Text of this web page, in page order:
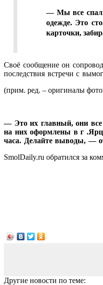
— Мы все
одежде. Это
карточки,
Своё сообщение он
последствия встречи с
(прим. ред. – оригиналы
— Это их главный, они все
на них оформлены в г
часа. Делайте выводы, —
SmolDaily.ru обратился за
Другие новости по теме: